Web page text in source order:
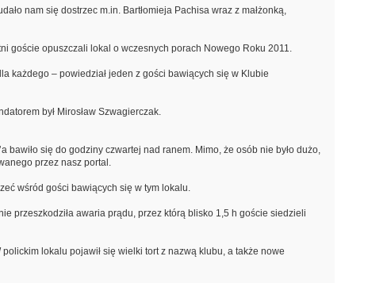
nam się dostrzec m.in. Bartłomieja Pachisa wraz z małżonką,
goście opuszczali lokal o wczesnych porach Nowego Roku 2011.
każdego – powiedział jeden z gości bawiących się w Klubie
był Mirosław Szwagierczak.
się do godziny czwartej nad ranem. Mimo, że osób nie było dużo,
przez nasz portal.
wśród gości bawiących się w tym lokalu.
przeszkodziła awaria prądu, przez którą blisko 1,5 h goście siedzieli
lokalu pojawił się wielki tort z nazwą klubu, a także nowe